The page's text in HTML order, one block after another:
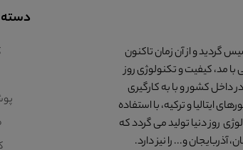
- ایران تاسیس گردید و از آن زمان تاکنون
مد، کیفیت و تکنولوژی روز
داخل کشور و با به کارگیری
ایتالیا و ترکیه، با استفاده
روز دنیا تولید می گردد که
آذربایجان و... را نیز دارد.